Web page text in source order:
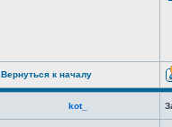
Вернуться к началу
kot_